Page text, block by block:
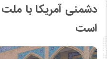
دشمنی آمریکا با
است